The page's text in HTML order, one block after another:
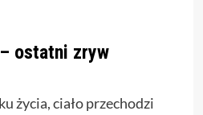
ostatni zryw
życia, ciało przechodzi